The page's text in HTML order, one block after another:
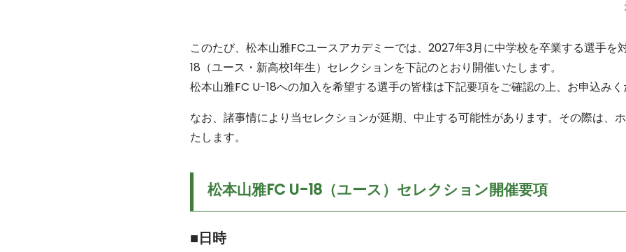
このたび、松本山雅FCユースアカデミーでは、2027年3月に中学校を卒業する選手を
18（ユース・新高校1年生）セレクションを下記のとおり開催いたします。
松本山雅FC U-18への加入を希望する選手の皆様は下記要項をご確認の上、お申込みく
なお、諸事情により当セレクションが延期、中止する可能性があります。その際は、
たします。
松本山雅FC U-18（ユース）セレクション開催要項
■日時